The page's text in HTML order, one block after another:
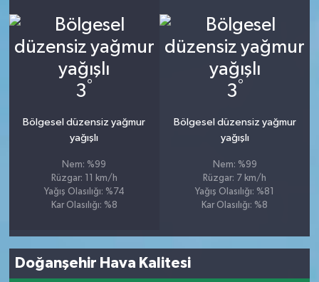
3°
Bölgesel düzensiz yağmur
yağışlı
Nem: %99
Rüzgar: 11 km/h
Yağış Olasılığı: %74
Kar Olasılığı: %8
3°
Bölgesel düzensiz yağmur
yağışlı
Nem: %99
Rüzgar: 7 km/h
Yağış Olasılığı: %81
Kar Olasılığı: %8
Doğanşehir Hava Kalitesi